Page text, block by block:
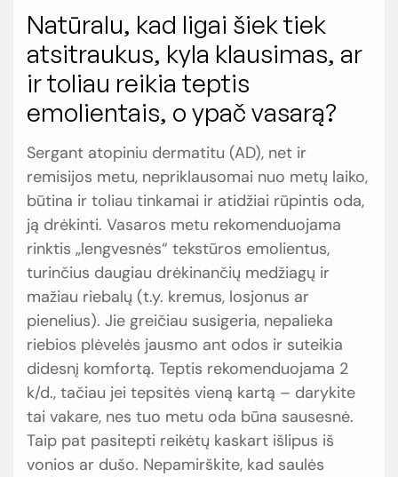
Natūralu, kad ligai šiek tiek
atsitraukus, kyla klausimas, ar
ir toliau reikia teptis
emolientais, o ypač vasarą?
Sergant atopiniu dermatitu (AD), net ir
remisijos metu, nepriklausomai nuo metų laiko,
būtina ir toliau tinkamai ir atidžiai rūpintis oda,
ją drėkinti. Vasaros metu rekomenduojama
rinktis „lengvesnės“ tekstūros emolientus,
turinčius daugiau drėkinančių medžiagų ir
mažiau riebalų (t.y. kremus, losjonus ar
pienelius). Jie greičiau susigeria, nepalieka
riebios plėvelės jausmo ant odos ir suteikia
didesnį komfortą. Teptis rekomenduojama 2
k/d., tačiau jei tepsitės vieną kartą – darykite
tai vakare, nes tuo metu oda būna sausesnė.
Taip pat pasitepti reikėtų kaskart išlipus iš
vonios ar dušo. Nepamirškite, kad saulės